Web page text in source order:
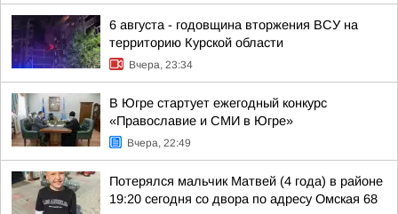
6 августа - годовщина вторжения ВСУ на
территорию Курской области
Вчера, 23:34
В Югре стартует ежегодный конкурс
«Православие и СМИ в Югре»
Вчера, 22:49
Потерялся мальчик Матвей (4 года) в районе
19:20 сегодня со двора по адресу Омская 68